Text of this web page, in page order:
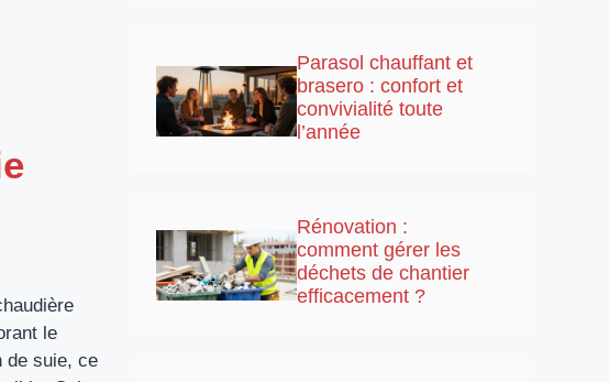
le
de suie, ce
Parasol chauffant et
brasero : confort et
convivialité toute
l’année
Rénovation :
comment gérer les
déchets de chantier
efficacement ?